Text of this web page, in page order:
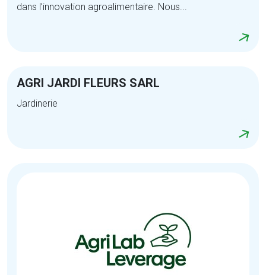
dans l’innovation agroalimentaire. Nous...
AGRI JARDI FLEURS SARL
Jardinerie